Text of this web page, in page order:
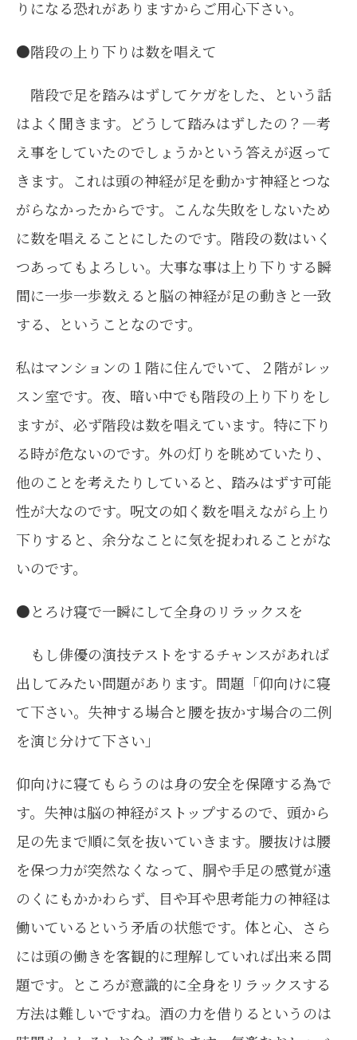
りになる恐れがありますからご用心下さい。
●階段の上り下りは数を唱えて
階段で足を踏みはずしてケガをした、という話
はよく聞きます。どうして踏みはずしたの？―考
え事をしていたのでしょうかという答えが返って
きます。これは頭の神経が足を動かす神経とつな
がらなかったからです。こんな失敗をしないため
に数を唱えることにしたのです。階段の数はいく
つあってもよろしい。大事な事は上り下りする瞬
間に一歩一歩数えると脳の神経が足の動きと一致
する、ということなのです。
私はマンションの１階に住んでいて、２階がレッ
スン室です。夜、暗い中でも階段の上り下りをし
ますが、必ず階段は数を唱えています。特に下り
る時が危ないのです。外の灯りを眺めていたり、
他のことを考えたりしていると、踏みはずす可能
性が大なのです。呪文の如く数を唱えながら上り
下りすると、余分なことに気を捉われることがな
いのです。
●とろけ寝で一瞬にして全身のリラックスを
もし俳優の演技テストをするチャンスがあれば
出してみたい問題があります。問題「仰向けに寝
て下さい。失神する場合と腰を抜かす場合の二例
を演じ分けて下さい」
仰向けに寝てもらうのは身の安全を保障する為で
す。失神は脳の神経がストップするので、頭から
足の先まで順に気を抜いていきます。腰抜けは腰
を保つ力が突然なくなって、胴や手足の感覚が遠
のくにもかかわらず、目や耳や思考能力の神経は
働いているという矛盾の状態です。体と心、さら
には頭の働きを客観的に理解していれば出来る問
題です。ところが意識的に全身をリラックスする
方法は難しいですね。酒の力を借りるというのは